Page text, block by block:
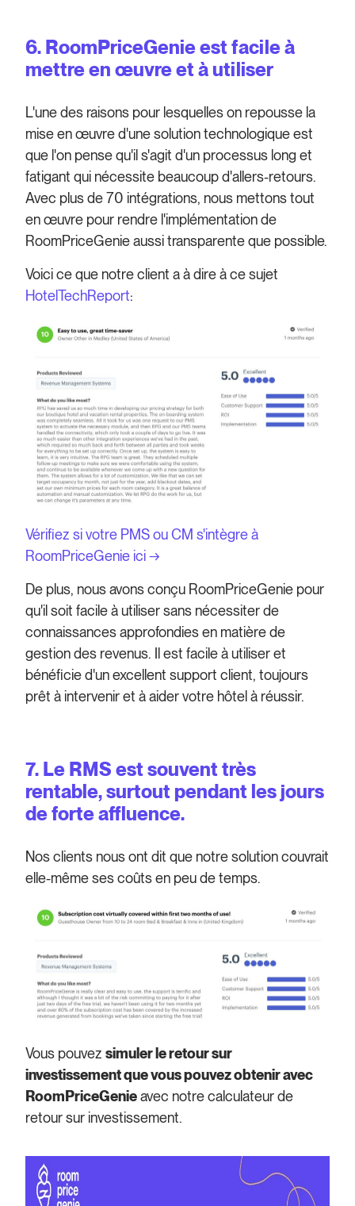
6. RoomPriceGenie est facile à
mettre en œuvre et à utiliser
L'une des raisons pour lesquelles on repousse la
mise en œuvre d'une solution technologique est
que l'on pense qu'il s'agit d'un processus long et
fatigant qui nécessite beaucoup d'allers-retours.
Avec plus de 70 intégrations, nous mettons tout
en œuvre pour rendre l'implémentation de
RoomPriceGenie aussi transparente que possible.
Voici ce que notre client a à dire à ce sujet
HotelTechReport:
Vérifiez si votre PMS ou CM s'intègre à
RoomPriceGenie ici →
De plus, nous avons conçu RoomPriceGenie pour
qu'il soit facile à utiliser sans nécessiter de
connaissances approfondies en matière de
gestion des revenus. Il est facile à utiliser et
bénéficie d'un excellent support client, toujours
prêt à intervenir et à aider votre hôtel à réussir.
7. Le RMS est souvent très
rentable, surtout pendant les jours
de forte affluence.
Nos clients nous ont dit que notre solution couvrait
elle-même ses coûts en peu de temps.
Vous pouvezsimuler le retour sur
investissement que vous pouvez obtenir avec
RoomPriceGenieavec notre calculateur de
retour sur investissement.